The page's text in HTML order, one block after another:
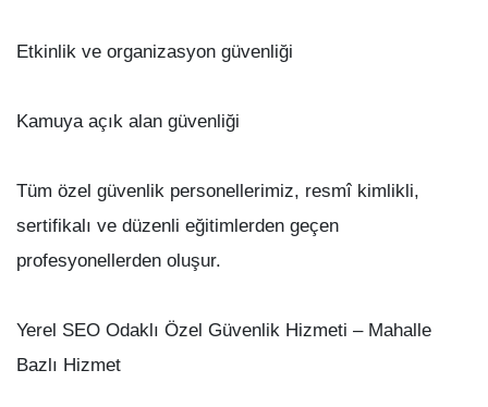
Etkinlik ve organizasyon güvenliği
Kamuya açık alan güvenliği
Tüm özel güvenlik personellerimiz, resmî kimlikli,
sertifikalı ve düzenli eğitimlerden geçen
profesyonellerden oluşur.
Yerel SEO Odaklı Özel Güvenlik Hizmeti – Mahalle
Bazlı Hizmet